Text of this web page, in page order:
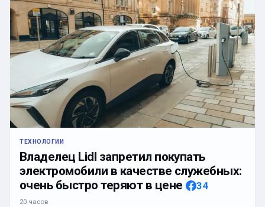
ТЕХНОЛОГИИ
Владелец Lidl запретил покупать
электромобили в качестве служебных:
очень быстро теряют в цене
34
20 часов